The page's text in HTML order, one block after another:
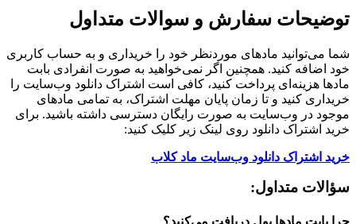
توضیحات سفارش و سوالات متداول
شما می‌توانید مادهای موردنظر خود را خریداری و به حساب کاربری
خود اضافه کنید. همچنین اگر نمی‌خواهید به صورت انفرادی بابت
مادها هزینه‌ای پرداخت کنید، کافی است اشتراک دانلود وب‌سایت را
خریداری کنید و تا زمان پایان مهلت اشتراک، به تمامی مادهای
موجود در وب‌سایت به صورت رایگان دسترسی داشته باشید. برای
خرید اشتراک دانلود روی لینک زیر کلیک کنید:
خرید اشتراک دانلود وب‌سایت ماد کلاب
سؤالات متداول:
چرا بابت مادها پول دریافت می‌کنید؟